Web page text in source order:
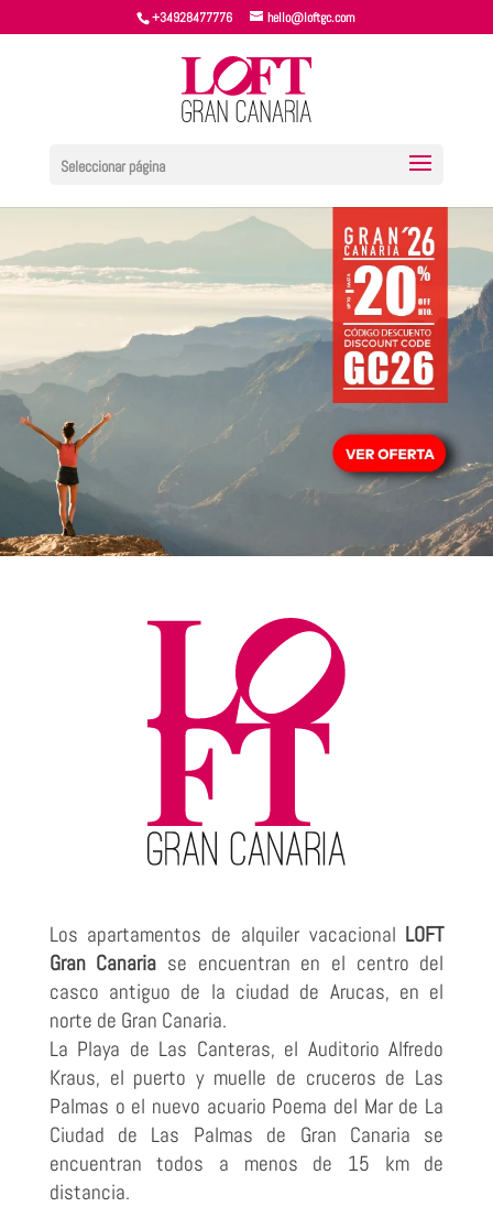
+34928477776 hello@loftgc.com
Seleccionar página
Los apartamentos de alquiler vacacional LOFT
Gran Canaria se encuentran en el centro del
casco antiguo de la ciudad de Arucas, en el
norte de Gran Canaria.
La Playa de Las Canteras, el Auditorio Alfredo
Kraus, el puerto y muelle de cruceros de Las
Palmas o el nuevo acuario Poema del Mar de La
Ciudad de Las Palmas de Gran Canaria se
encuentran todos a menos de 15 km de
distancia.